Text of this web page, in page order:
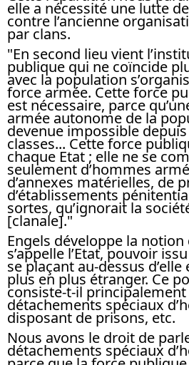
elle a nécessité une lutte
contre l’ancienne
par clans.
"En second lieu vient
publique qui ne coïncide
avec la population
force armée. Cette force
est nécessaire, parce
armée autonome de la
devenue impossible
classes... Cette force
chaque Etat ; elle ne se
seulement d’hommes
d’annexes matérielles, de
d’établissements
sortes, qu’ignorait la
[clanale]."
Engels développe la
s’appelle l’Etat, pouvoir
se plaçant au-dessus
plus en plus étranger. Ce
consiste-t-il principalement
détachements spéciaux
disposant de prisons, etc.
Nous avons le droit de
détachements spéciaux